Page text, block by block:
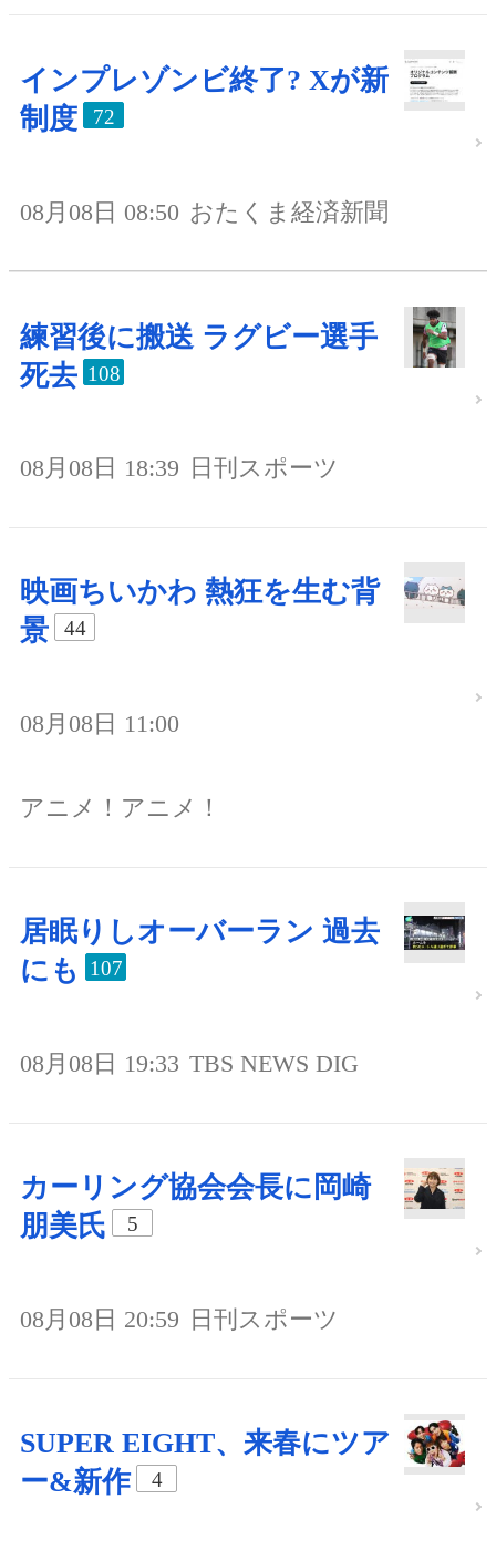
インプレゾンビ終了? Xが新
制度
72
08月08日 08:50 おたくま経済新聞
練習後に搬送 ラグビー選手
死去 108
08月08日 18:39 日刊スポーツ
映画ちいかわ 熱狂を生む背
景
44
08月08日 11:00
アニメ！アニメ！
居眠りしオーバーラン 過去
にも
107
08月08日 19:33 TBS NEWS DIG
カーリング協会会長に岡崎
朋美氏
5
08月08日 20:59 日刊スポーツ
SUPER EIGHT、来春にツア
ー&新作
4